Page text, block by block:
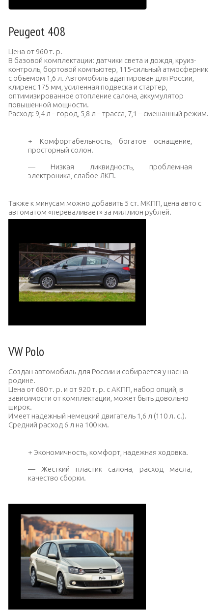
Peugeot 408
Цена от 960 т. р.
В базовой комплектации: датчики света и дождя, круиз-
контроль, бортовой компьютер, 115-сильный атмосферник
с объемом 1,6 л. Автомобиль адаптирован для России,
клиренс 175 мм, усиленная подвеска и стартер,
оптимизированное отопление салона, аккумулятор
повышенной мощности.
Расход: 9,4 л – город, 5,8 л – трасса, 7,1 – смешанный режим.
+ Комфортабельность, богатое оснащение,
просторный солон.
— Низкая ликвидность, проблемная
электроника, слабое ЛКП.
Также к минусам можно добавить 5 ст. МКПП, цена авто с
автоматом «переваливает» за миллион рублей.
VW Polo
Создан автомобиль для России и собирается у нас на
родине.
Цена от 680 т. р. и от 920 т. р. с АКПП, набор опций, в
зависимости от комплектации, может быть довольно
широк.
Имеет надежный немецкий двигатель 1,6 л (110 л. с.).
Средний расход 6 л на 100 км.
+ Экономичность, комфорт, надежная ходовка.
— Жесткий пластик салона, расход масла,
качество сборки.